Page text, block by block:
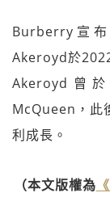
Burberry宣
Akeroyd於
Akeroyd曾
McQueen，此
利成長。
（本文版權為